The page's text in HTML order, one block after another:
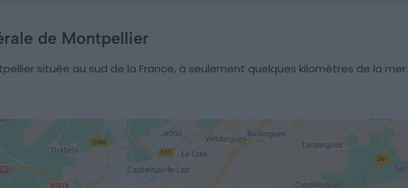
de Montpellier
située au sud de la France, à seulement quelques kilomètres de la mer